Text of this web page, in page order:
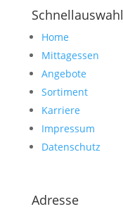
Schnellauswahl
Home
Mittagessen
Angebote
Sortiment
Karriere
Impressum
Datenschutz
Adresse